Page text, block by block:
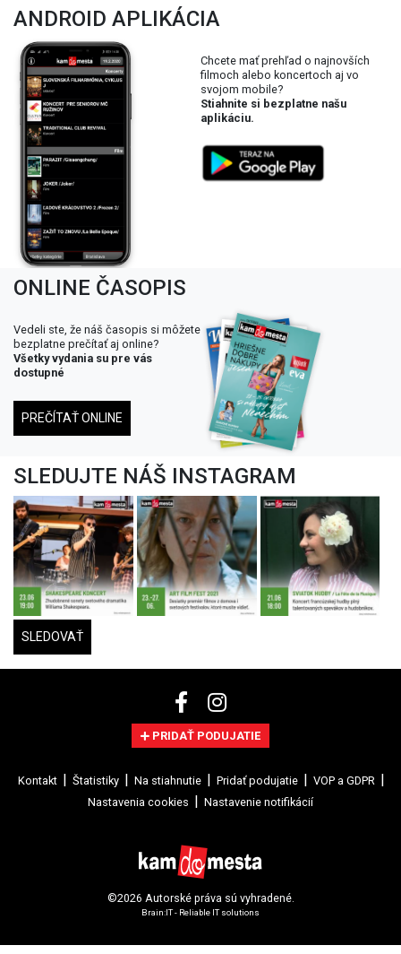
ANDROID APLIKÁCIA
Chcete mať prehľad o najnovších
filmoch alebo koncertoch aj vo
svojom mobile?
Stiahnite si bezplatne našu
aplikáciu.
ONLINE ČASOPIS
Vedeli ste, že náš časopis si môžete
bezplatne prečítať aj online?
Všetky vydania su pre vás
dostupné
PREČÍTAŤ ONLINE
SLEDUJTE NÁŠ INSTAGRAM
SLEDOVAŤ
PRIDAŤ PODUJATIE
Kontakt Štatistiky Na stiahnutie Pridať podujatie
VOP a GDPR
Nastavenia cookies
Nastavenie notifikácií
©2026 Autorské práva sú vyhradené.
Brain:IT - Reliable IT solutions